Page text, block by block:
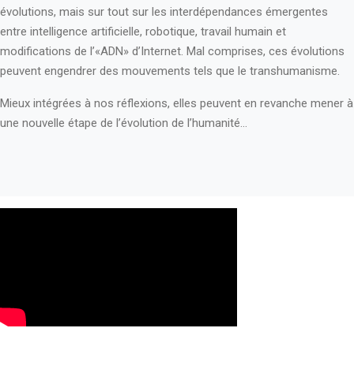
évolutions, mais sur­ tout sur les interdépendances émergentes
entre intelligence artificielle, robotique, travail humain et
modifications de l’«ADN» d’Internet. Mal comprises, ces évolutions
peuvent engendrer des mouvements tels que le transhumanisme.
Mieux intégrées à nos réflexions, elles peuvent en revanche mener à
une nouvelle étape de l’évolution de l’humanité...